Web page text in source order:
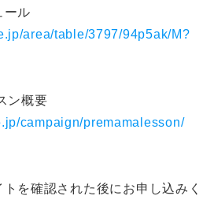
ール
area/table/3797/94p5ak/M?
ン概要
campaign/premamalesson/
を確認された後にお申し込みく